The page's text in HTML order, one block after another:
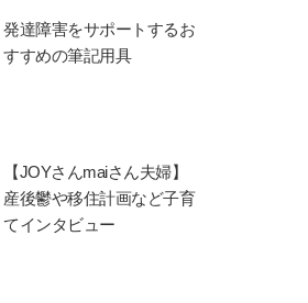
発達障害をサポートするお
すすめの筆記用具
【JOYさんmaiさん夫婦】
産後鬱や移住計画など子育
てインタビュー